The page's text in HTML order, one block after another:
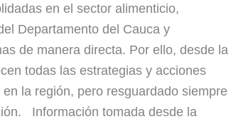
en el sector alimenticio,
Departamento del Cauca y
de manera directa. Por ello, desde la
todas las estrategias y acciones
la región, pero resguardado siempre
Información tomada desde la